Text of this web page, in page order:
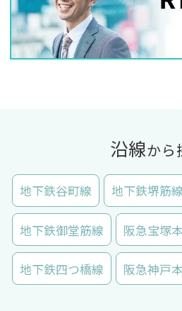
沿線から
地下鉄谷町線 地下鉄堺筋線
地下鉄御堂筋線 阪急宝塚
地下鉄四つ橋線 阪急神戸